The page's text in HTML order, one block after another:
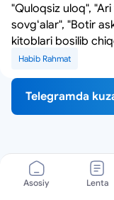
"Quloqsiz uloq",
sovgʻalar", "Botir
kitoblari bosilib
Habib Rahmat
Telegramda
Asosiy Lenta